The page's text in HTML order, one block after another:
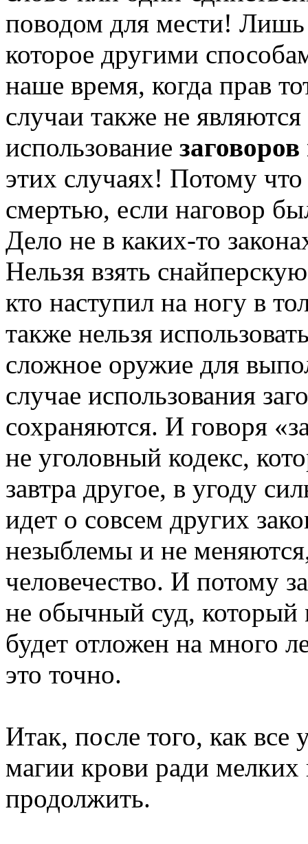
поводом для мести! Лишь
которое другими
наше время, когда прав
случаи также не
использование
этих случаях! Потому
смертью, если наговор
Дело не в каких-то
Нельзя взять
кто наступил на ногу в
также нельзя
сложное оружие для
случае использования
сохраняются. И говоря
не уголовный кодекс,
завтра другое, в угоду
идет о совсем других
незыблемы и не
человечество. И потому
не обычный суд, который
будет отложен на много
это точно.
Итак, после того, как все
магии крови ради
продолжить.